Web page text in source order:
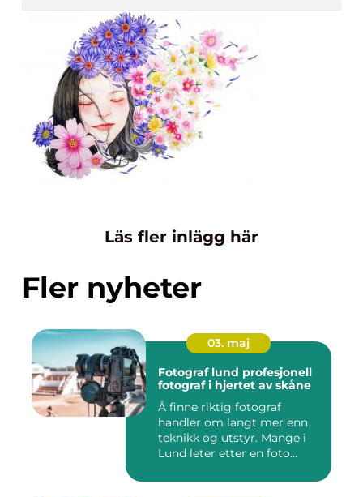
Läs fler inlägg här
Fler nyheter
03. maj
Fotograf lund profesjonell
fotograf i hjertet av skåne
Å finne riktig fotograf
handler om langt mer enn
teknikk og utstyr. Mange i
Lund leter etter en foto...